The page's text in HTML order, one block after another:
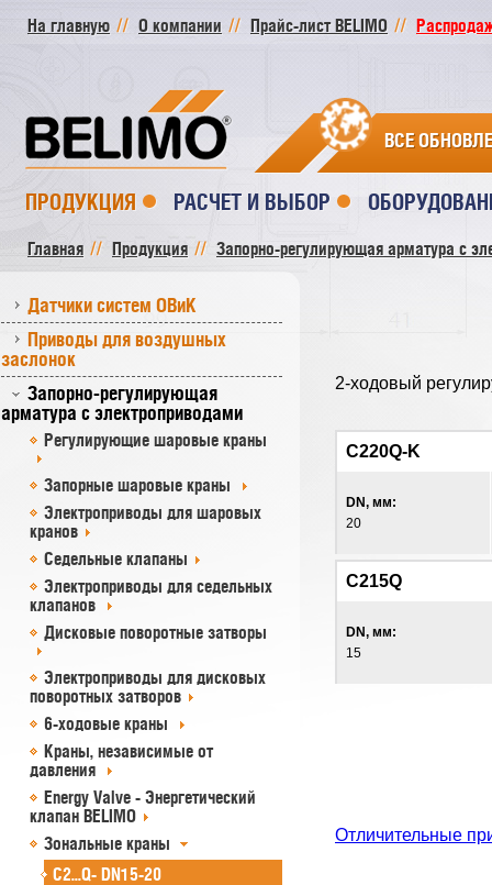
На главную О компании Прайс-лист BELIMO
ВСЕ
ПРОДУКЦИЯ РАСЧЕТ И ВЫБОР
Главная Продукция Запорно-регулирующая арматура с
Датчики систем ОВиК
Приводы для воздушных
заслонок
Запорно-регулирующая
арматура с электроприводами
Регулирующие шаровые краны
Запорные шаровые краны
Электроприводы для шаровых
кранов
Седельные клапаны
Электроприводы для седельных
клапанов
Дисковые поворотные затворы
Электроприводы для дисковых
поворотных затворов
6-ходовые краны
Краны, независимые от
давления
Energy Valve - Энергетический
клапан BELIMO
Зональные краны
C2...Q- DN15-20
2-ходовый
C220Q-K
DN, мм:
20
C215Q
DN, мм:
15
Отличительные